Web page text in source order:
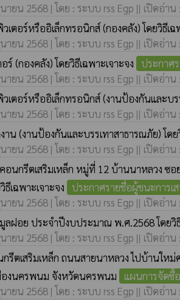
ายน 2568 | โดย : ระบบ rss Egp || เปิดอ่าน
ตอร์หรืออิเล็กทรอนิกส์ (กองคลัง) โดยวิธีเฉ
ายน 2568 | โดย : ระบบ rss Egp || เปิดอ่าน
(กองคลัง) โดยวิธีเฉพาะเจาะจง
ประกาศ
ายน 2568 | โดย : ระบบ rss Egp || เปิดอ่าน
ตอร์หรืออิเล็กทรอนิกส์ (งานป้องกันและบร
ายน 2568 | โดย : ระบบ rss Egp || เปิดอ่าน
น (งานป้องกันและบรรเทาสาธารณภัย) โดย
ายน 2568 | โดย : ระบบ rss Egp || เปิดอ่าน
อนกรีตเสริมเหล็ก หมู่ที่ 12 บ้านนาหลวง ซ
เฉพาะเจาะจง
ประกาศรายชื่อผู้ชนะการเ
ายน 2568 | โดย : ระบบ rss Egp || เปิดอ่าน
ลฝอย ประจำปีงบประมาณ พ.ศ.2568 โดยวิ
ายน 2568 | โดย : ระบบ rss Egp || เปิดอ่าน
รีตเสริมเหล็ก ถนนสายนาหลวง ไปบ้านให
องนครพนม จังหวัดนครพนม
แผนการจัดซื้
ายน 2568 | โดย : ระบบ rss Egp || เปิดอ่าน